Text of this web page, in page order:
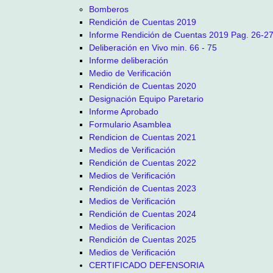
Bomberos
Rendición de Cuentas 2019
Informe Rendición de Cuentas 2019 Pag. 26-
Deliberación en Vivo min. 66 - 75
Informe deliberación
Medio de Verificación
Rendición de Cuentas 2020
Designación Equipo Paretario
Informe Aprobado
Formulario Asamblea
Rendicion de Cuentas 2021
Medios de Verificación
Rendición de Cuentas 2022
Medios de Verificación
Rendición de Cuentas 2023
Medios de Verificación
Rendición de Cuentas 2024
Medios de Verificacion
Rendición de Cuentas 2025
Medios de Verificación
CERTIFICADO DEFENSORIA